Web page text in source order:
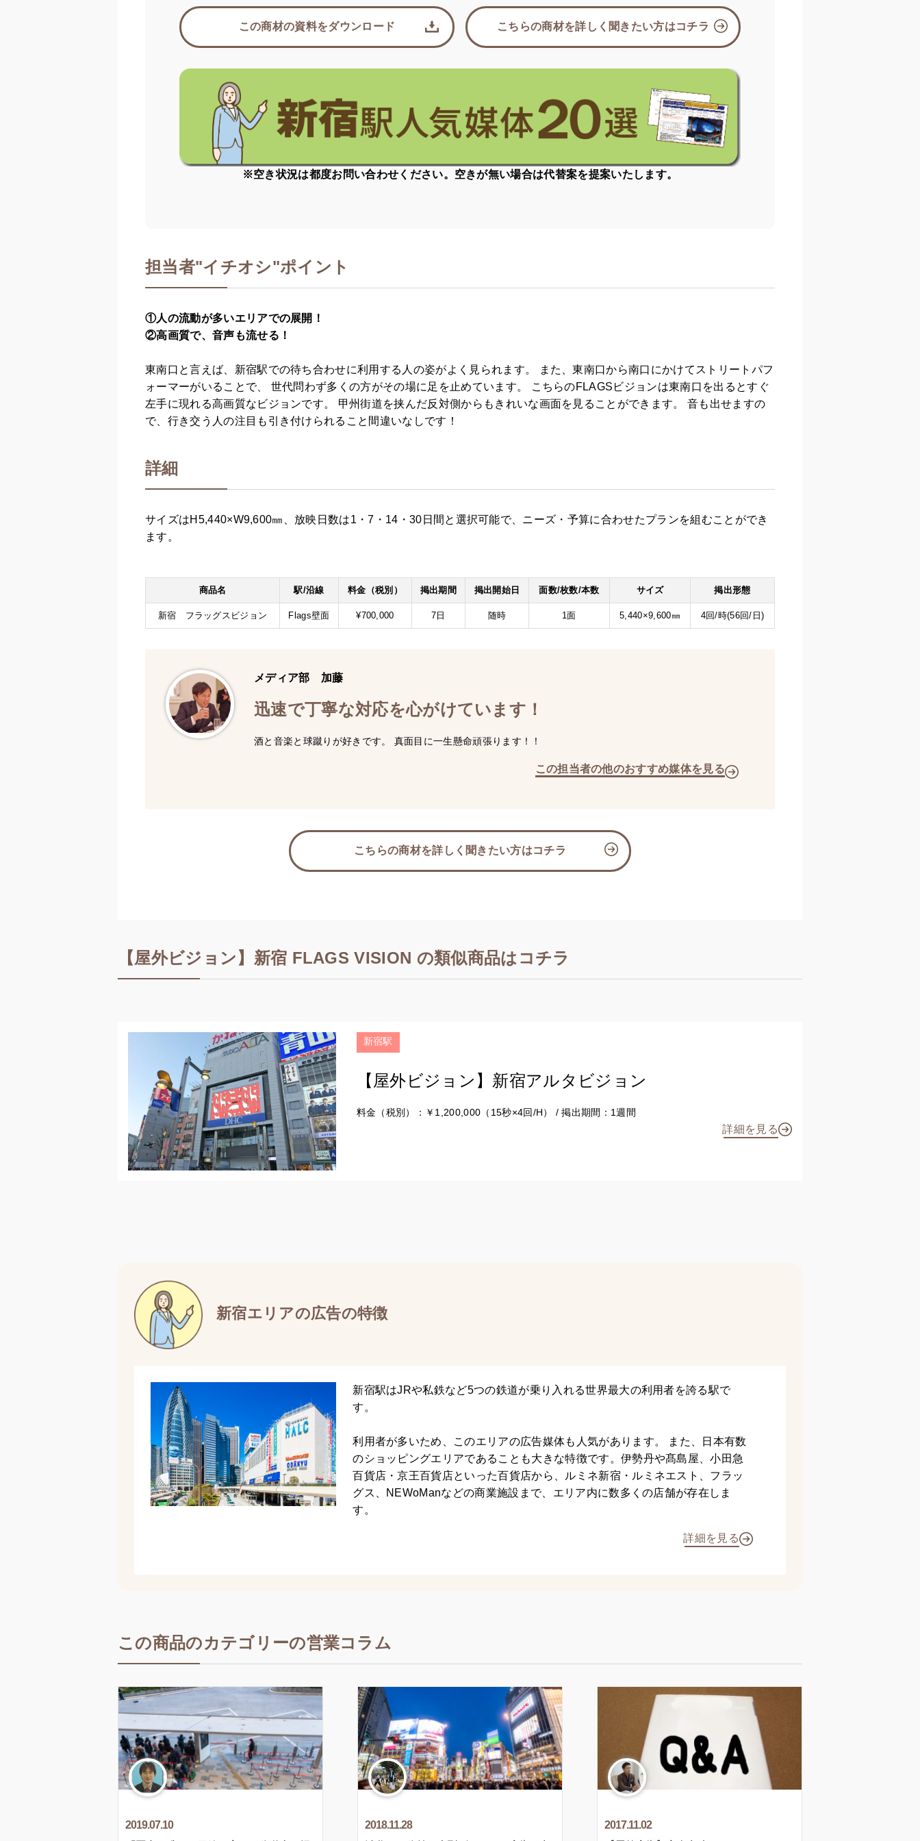
この商材の資料をダウンロード こちらの商材を詳しく聞きたい方はコチラ
※空き状況は都度お問い合わせください。空きが無い場合は代替案を提案いたします。
担当者"イチオシ"ポイント
①人の流動が多いエリアでの展開！
②高画質で、音声も流せる！
東南口と言えば、新宿駅での待ち合わせに利用する人の姿がよく見られます。 また、東南口から南口にかけてストリートパフ
ォーマーがいることで、 世代問わず多くの方がその場に足を止めています。 こちらのFLAGSビジョンは東南口を出るとすぐ
左手に現れる高画質なビジョンです。 甲州街道を挟んだ反対側からもきれいな画面を見ることができます。 音も出せますの
で、行き交う人の注目も引き付けられること間違いなしです！
詳細
サイズはH5,440×W9,600㎜、放映日数は1・7・14・30日間と選択可能で、ニーズ・予算に合わせたプランを組むことができ
ます。
商品名 駅/沿線 料金（税別） 掲出期間 掲出開始日 面数/枚数/本数 サイズ 掲出形態
新宿 フラッグスビジョン Flags壁面 ¥700,000 7日 随時 1面 5,440×9,600㎜ 4回/時(56回/日)
メディア部 加藤
迅速で丁寧な対応を心がけています！
酒と音楽と球蹴りが好きです。 真面目に一生懸命頑張ります！！
この担当者の他のおすすめ媒体を見る
こちらの商材を詳しく聞きたい方はコチラ
【屋外ビジョン】新宿 FLAGS VISION の類似商品はコチラ
新宿駅
【屋外ビジョン】新宿アルタビジョン
料金（税別）：￥1,200,000（15秒×4回/H） / 掲出期間：1週間
詳細を見る
新宿エリアの広告の特徴
新宿駅はJRや私鉄など5つの鉄道が乗り入れる世界最大の利用者を誇る駅で
す。
利用者が多いため、このエリアの広告媒体も人気があります。 また、日本有数
のショッピングエリアであることも大きな特徴です。伊勢丹や髙島屋、小田急
百貨店・京王百貨店といった百貨店から、ルミネ新宿・ルミネエスト、フラッ
グス、NEWoManなどの商業施設まで、エリア内に数多くの店舗が存在しま
す。
詳細を見る
この商品のカテゴリーの営業コラム
2019.07.10
2018.11.28
2017.11.02